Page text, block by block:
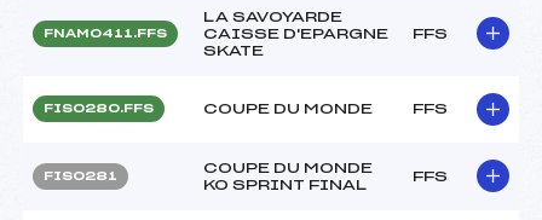
FNAM0411.FFS
LA SAVOYARDE
CAISSE D'EPARGNE
SKATE
FFS
FIS0280.FFS COUPE DU MONDE FFS
FIS0281
COUPE DU MONDE
KO SPRINT FINAL
FFS